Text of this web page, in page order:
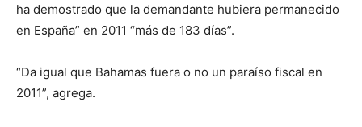
ha demostrado que la demandante hubiera permanecido
en España” en 2011 “más de 183 días”.
“Da igual que Bahamas fuera o no un paraíso fiscal en
2011”, agrega.